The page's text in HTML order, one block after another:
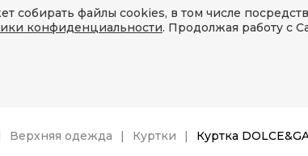
собирать файлы cookies, в том числе
конфиденциальности. Продолжая работу с
Верхняя одежда Куртки Куртка